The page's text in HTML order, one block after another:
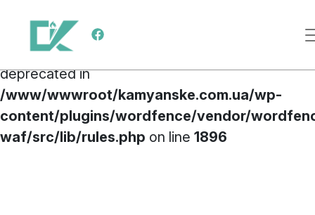
Deprecated
: preg_replace(): Passing null to
parameter #3 ($subject) of type array|string is
deprecated in
/www/wwwroot/kamyanske.com.ua/wp-
content/plugins/wordfence/vendor/
waf/src/lib/rules.php on line 1896
Меню навигации